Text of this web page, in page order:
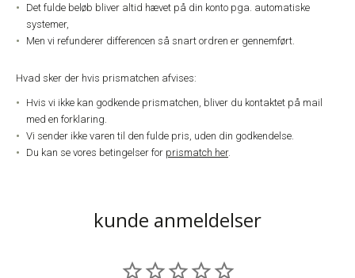
Det fulde beløb bliver altid hævet på din konto pga. automatiske
systemer,
Men vi refunderer differencen så snart ordren er gennemført.
Hvad sker der hvis prismatchen afvises:
Hvis vi ikke kan godkende prismatchen, bliver du kontaktet på mail
med en forklaring.
Vi sender ikke varen til den fulde pris, uden din godkendelse.
Du kan se vores betingelser for prismatch her.
kunde anmeldelser